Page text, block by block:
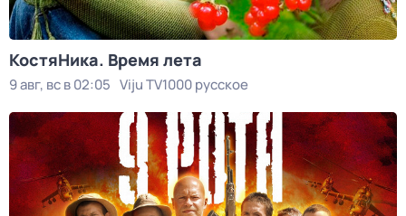
КостяНика. Время лета
9 авг, вс в 02:05 Viju TV1000 русское